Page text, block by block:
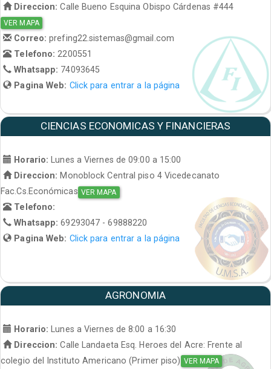
Direccion: Calle Bueno Esquina Obispo Cárdenas #444
VER MAPA
Correo:prefing22.sistemas@gmail.com
Telefono: 2200551
Whatsapp: 74093645
Pagina Web: Click para entrar a la página
CIENCIAS ECONOMICAS Y FINANCIERAS
Horario: Lunes a Viernes de 09:00 a 15:00
Direccion: Monoblock Central piso 4 Vicedecanato
Fac.Cs.Económicas VER MAPA
Telefono:
Whatsapp:69293047 - 69888220
Pagina Web: Click para entrar a la página
AGRONOMIA
Horario:
Lunes a Viernes de 8:00 a 16:30
Direccion: Calle Landaeta Esq. Heroes del Acre: Frente al
colegio del Instituto Americano (Primer piso) VER MAPA